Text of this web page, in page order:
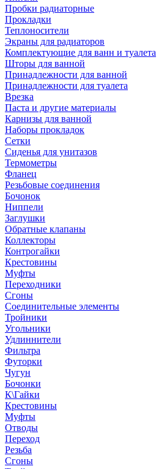
Пробки радиаторные
Прокладки
Теплоносители
Экраны для радиаторов
Комплектующие для ванн и туалета
Шторы для ванной
Принадлежности для ванной
Принадлежности для туалета
Врезка
Паста и другие материалы
Карнизы для ванной
Наборы прокладок
Сетки
Сиденья для унитазов
Термометры
Фланец
Резьбовые соединения
Бочонок
Ниппели
Заглушки
Обратные клапаны
Коллекторы
Контрогайки
Крестовины
Муфты
Переходники
Сгоны
Соединительные элементы
Тройники
Угольники
Удлиннители
Фильтра
Футорки
Чугун
Бочонки
К\Гайки
Крестовины
Муфты
Отводы
Переход
Резьба
Сгоны